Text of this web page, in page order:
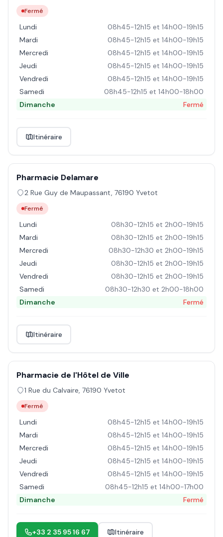
Fermé
Lundi
08h45-12h15 et 14h00-19h15
Mardi
08h45-12h15 et 14h00-19h15
Mercredi
08h45-12h15 et 14h00-19h15
Jeudi
08h45-12h15 et 14h00-19h15
Vendredi
08h45-12h15 et 14h00-19h15
Samedi
08h45-12h15 et 14h00-18h00
Dimanche
Fermé
Itinéraire
Pharmacie Delamare
2 Rue Guy de Maupassant, 76190 Yvetot
Fermé
Lundi
08h30-12h15 et 2h00-19h15
Mardi
08h30-12h15 et 2h00-19h15
Mercredi
08h30-12h30 et 2h00-19h15
Jeudi
08h30-12h15 et 2h00-19h15
Vendredi
08h30-12h15 et 2h00-19h15
Samedi
08h30-12h30 et 2h00-18h00
Dimanche
Fermé
Itinéraire
Pharmacie de l'Hôtel de Ville
1 Rue du Calvaire, 76190 Yvetot
Fermé
Lundi
08h45-12h15 et 14h00-19h15
Mardi
08h45-12h15 et 14h00-19h15
Mercredi
08h45-12h15 et 14h00-19h15
Jeudi
08h45-12h15 et 14h00-19h15
Vendredi
08h45-12h15 et 14h00-19h15
Samedi
08h45-12h15 et 14h00-17h00
Dimanche
Fermé
+33 2 35 95 16 67 Itinéraire